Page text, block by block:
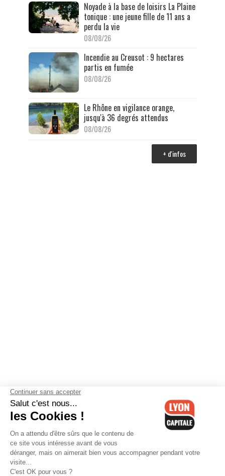
Noyade à la base de loisirs La Plaine
tonique : une jeune fille de 11 ans a
perdu la vie
08/08/26
Incendie au Creusot : 9 hectares
partis en fumée
08/08/26
Le Rhône en vigilance orange,
jusqu'à 36 degrés attendus
08/08/26
+ d'infos